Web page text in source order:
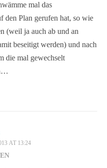
mal das
den Plan gerufen hat, so wie
(weil ja auch ab und an
beseitigt werden) und nach
die mal gewechselt
AT 13:24